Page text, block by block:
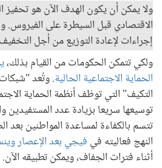
ولا يمكن أن يكون الهدف الآن هو تحفيز
الاقتصادي قبل السيطرة على الفيروس.
إجراءات لإعادة التوزيع من أجل
ولكي تتمكن الحكومات من القيام بذلك،
الحماية الاجتماعية الحالية. وتُعد "شبكات
التكيف" التي توظف أنظمة الحماية
توسيعها سريعا بزيادة عدد المستفيدين
تتسم بالكفاءة لمساعدة المواطنين بعد
النهج فعاليته فيفيجي بعد الإعصار
أثناء فترات الجفاف، ويمكن تطبيقه الآن.